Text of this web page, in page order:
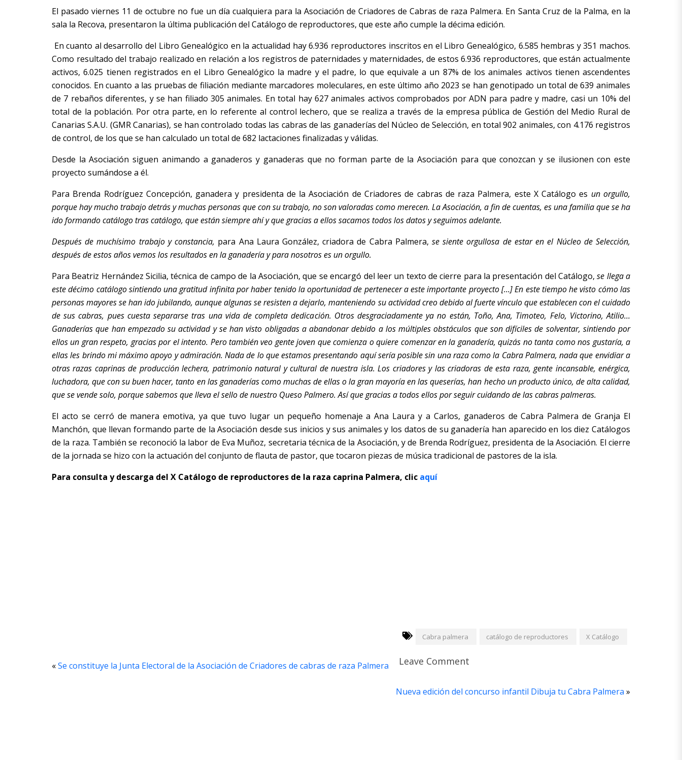
El pasado viernes 11 de octubre no fue un día cualquiera para la Asociación de Criadores de Cabras de raza Palmera. En Santa Cruz de la Palma, en la
sala la Recova, presentaron la última publicación del Catálogo de reproductores, que este año cumple la décima edición.
En cuanto al desarrollo del Libro Genealógico en la actualidad hay 6.936 reproductores inscritos en el Libro Genealógico, 6.585 hembras y 351 machos.
Como resultado del trabajo realizado en relación a los registros de paternidades y maternidades, de estos 6.936 reproductores, que están actualmente
activos, 6.025 tienen registrados en el Libro Genealógico la madre y el padre, lo que equivale a un 87% de los animales activos tienen ascendentes
conocidos. En cuanto a las pruebas de filiación mediante marcadores moleculares, en este último año 2023 se han genotipado un total de 639 animales
de 7 rebaños diferentes, y se han filiado 305 animales. En total hay 627 animales activos comprobados por ADN para padre y madre, casi un 10% del
total de la población. Por otra parte, en lo referente al control lechero, que se realiza a través de la empresa pública de Gestión del Medio Rural de
Canarias S.A.U. (GMR Canarias), se han controlado todas las cabras de las ganaderías del Núcleo de Selección, en total 902 animales, con 4.176 registros
de control, de los que se han calculado un total de 682 lactaciones finalizadas y válidas.
Desde la Asociación siguen animando a ganaderos y ganaderas que no forman parte de la Asociación para que conozcan y se ilusionen con este
proyecto sumándose a él.
Para Brenda Rodríguez Concepción, ganadera y presidenta de la Asociación de Criadores de cabras de raza Palmera, este X Catálogo es un orgullo,
porque hay mucho trabajo detrás y muchas personas que con su trabajo, no son valoradas como merecen. La Asociación, a fin de cuentas, es una familia que se ha
ido formando catálogo tras catálogo, que están siempre ahí y que gracias a ellos sacamos todos los datos y seguimos adelante.
Después de muchísimo trabajo y constancia, para Ana Laura González, criadora de Cabra Palmera,se siente orgullosa de estar en el Núcleo de Selección,
después de estos años vemos los resultados en la ganadería y para nosotros es un orgullo.
Para Beatriz Hernández Sicilia, técnica de campo de la Asociación, que se encargó del leer un texto de cierre para la presentación del Catálogo,se llega a
este décimo catálogo sintiendo una gratitud infinita por haber tenido la oportunidad de pertenecer a este importante proyecto […] En este tiempo he visto cómo las
personas mayores se han ido jubilando, aunque algunas se resisten a dejarlo, manteniendo su actividad creo debido al fuerte vínculo que establecen con el cuidado
de sus cabras, pues cuesta separarse tras una vida de completa dedicación. Otros desgraciadamente ya no están, Toño, Ana, Timoteo, Felo, Victorino, Atilio…
Ganaderías que han empezado su actividad y se han visto obligadas a abandonar debido a los múltiples obstáculos que son difíciles de solventar, sintiendo por
ellos un gran respeto, gracias por el intento. Pero también veo gente joven que comienza o quiere comenzar en la ganadería, quizás no tanta como nos gustaría, a
ellas les brindo mi máximo apoyo y admiración. Nada de lo que estamos presentando aquí sería posible sin una raza como la Cabra Palmera, nada que envidiar a
otras razas caprinas de producción lechera, patrimonio natural y cultural de nuestra isla. Los criadores y las criadoras de esta raza, gente incansable, enérgica,
luchadora, que con su buen hacer, tanto en las ganaderías como muchas de ellas o la gran mayoría en las queserías, han hecho un producto único, de alta calidad,
que se vende solo, porque sabemos que lleva el sello de nuestro Queso Palmero. Así que gracias a todos ellos por seguir cuidando de las cabras palmeras.
El acto se cerró de manera emotiva, ya que tuvo lugar un pequeño homenaje a Ana Laura y a Carlos, ganaderos de Cabra Palmera de Granja El
Manchón, que llevan formando parte de la Asociación desde sus inicios y sus animales y los datos de su ganadería han aparecido en los diez Catálogos
de la raza. También se reconoció la labor de Eva Muñoz, secretaria técnica de la Asociación, y de Brenda Rodríguez, presidenta de la Asociación. El cierre
de la jornada se hizo con la actuación del conjunto de flauta de pastor, que tocaron piezas de música tradicional de pastores de la isla.
Para consulta y descarga del X Catálogo de reproductores de la raza caprina Palmera, clic aquí
Cabra palmera catálogo de reproductores X Catálogo
«Se constituye la Junta Electoral de la Asociación de Criadores de cabras de raza Palmera
Nueva edición del concurso infantil Dibuja tu Cabra Palmera »
Leave Comment